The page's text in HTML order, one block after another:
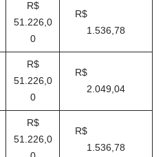
R$
51.226,0
0
R$
1.536,78
R$
51.226,0
0
R$
2.049,04
R$
51.226,0
R$
1.536,78